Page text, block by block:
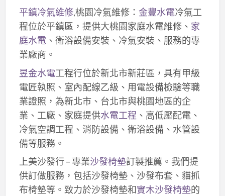
平鎮冷氣維修,桃園冷氣維修： 金豐水電冷氣工
程位於平鎮區，提供大桃園家庭水電維修、 家
庭水電、衛浴設備安裝、冷氣安裝、服務的專
業廠商。
昱金水電工程行位於新北市新莊區，具有甲級
電匠執照、室內配線乙級、用電設備檢驗等職
業證照，為新北市、台北市與桃園地區的企
業、工廠、家庭提供水電工程 、高低壓配電、
冷氣空調工程、消防設備、衛浴設備、水管設
備等服務。
上美沙發行 – 專業沙發椅墊訂製推薦。我們提
供訂做服務，包括沙發椅墊、沙發布套、貓抓
布椅墊等。致力於沙發椅墊和實木沙發椅墊的